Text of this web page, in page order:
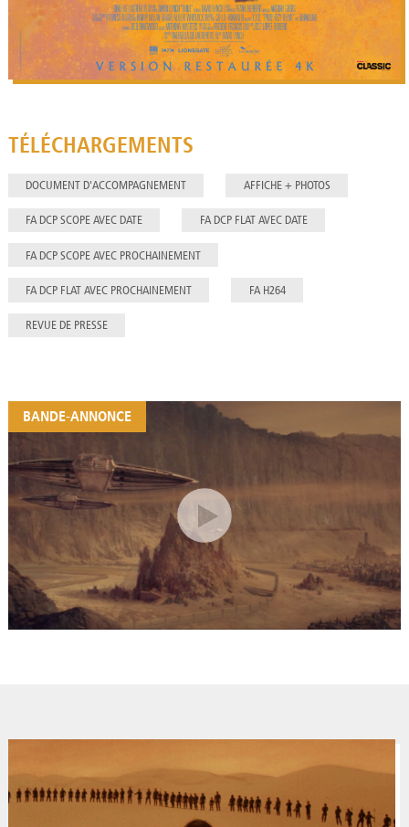
TÉLÉCHARGEMENTS
DOCUMENT D'ACCOMPAGNEMENT AFFICHE + PHOTOS
FA DCP SCOPE AVEC DATE FA DCP FLAT AVEC DATE
FA DCP SCOPE AVEC PROCHAINEMENT
FA DCP FLAT AVEC PROCHAINEMENT FA H264
REVUE DE PRESSE
BANDE-ANNONCE